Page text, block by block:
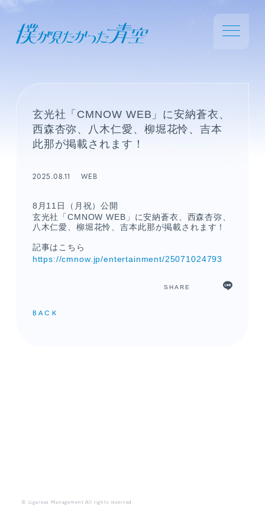
玄光社「CMNOW WEB」に安納蒼衣、
西森杏弥、八木仁愛、柳堀花怜、吉本
此那が掲載されます！
2025.08.11 WEB
8月11日（月祝）公開
玄光社「CMNOW WEB」に安納蒼衣、西森杏弥、
八木仁愛、柳堀花怜、吉本此那が掲載されます！
記事はこちら
https://cmnow.jp/entertainment/25071024793
SHARE
BACK
© Ligareaz Management All rights reserved.